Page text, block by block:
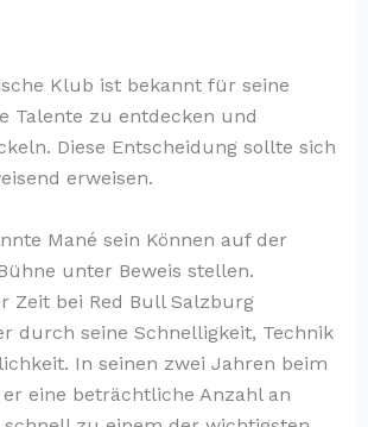
Klub ist bekannt für seine
Talente zu entdecken und
Diese Entscheidung sollte sich
erweisen.
Mané sein Können auf der
unter Beweis stellen.
Zeit bei Red Bull Salzburg
durch seine Schnelligkeit, Technik
In seinen zwei Jahren beim
eine beträchtliche Anzahl an